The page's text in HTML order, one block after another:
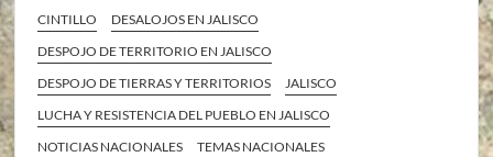
CINTILLO
DESALOJOS EN JALISCO
DESPOJO DE TERRITORIO EN JALISCO
DESPOJO DE TIERRAS Y TERRITORIOS
JALISCO
LUCHA Y RESISTENCIA DEL PUEBLO EN JALISCO
NOTICIAS NACIONALES
TEMAS NACIONALES